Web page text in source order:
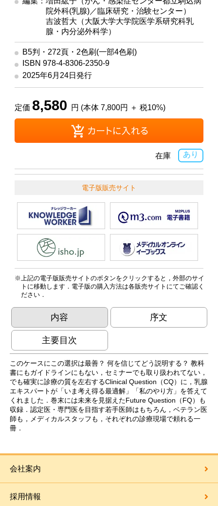
院外科(乳腺)／臨床研究・治験センター）
吉波哲大（大阪大学大学院医学系研究科乳
腺・内分泌外科学）
B5判・272頁・2色刷(一部4色刷)
ISBN 978-4-8306-2350-9
2025年6月24日発行
定価 8,580 円 (本体 7,800円 ＋ 税10%)
あり
在庫
電子版販売サイト
上記の電子版販売サイトのボタンをクリックすると，外部のサイ
トに移動します．電子版の購入方法は各販売サイトにてご確認く
ださい．
内容 序文
主要目次
このケースにこの選択は最善？ 何を信じてどう説明する？ 教科
書にもガイドラインにもない，セミナーでも取り扱われてない，
でも確実に診療の質を左右するClinical Question（CQ）に，乳腺
エキスパートが「いま考え得る最適解」「私のやり方」を答えて
くれました．巻末には未来を見据えたFuture Question（FQ）も
収録．認定医・専門医を目指す若手医師はもちろん，ベテラン医
師も，メディカルスタッフも，それぞれの診療現場で頼れる一
冊．
会社案内
採用情報